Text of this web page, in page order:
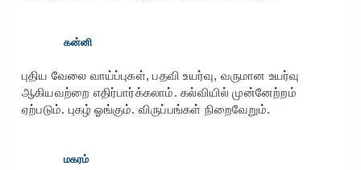
கன்னி
புதிய வேலை வாய்ப்புகள், பதவி உயர்வு, வருமான உயர்வு
ஆகியவற்றை எதிர்பார்க்கலாம். கல்வியில் முன்னேற்றம்
ஏற்படும். புகழ் ஓங்கும். விருப்பங்கள் நிறைவேறும்.
மகரம்